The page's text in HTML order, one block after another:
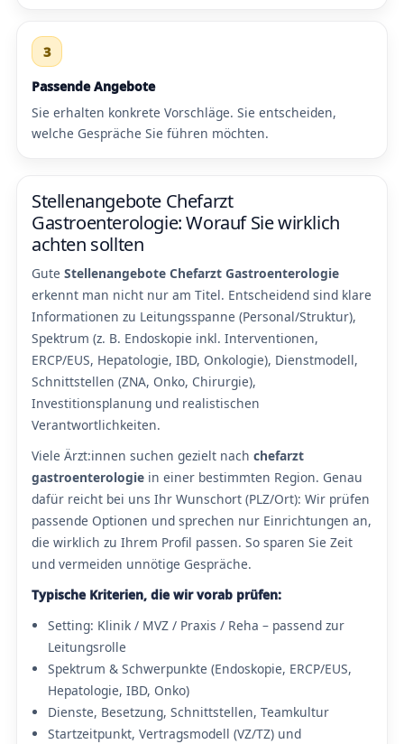
3
Passende Angebote
Sie erhalten konkrete Vorschläge. Sie entscheiden,
welche Gespräche Sie führen möchten.
Stellenangebote Chefarzt
Gastroenterologie: Worauf Sie wirklich
achten sollten
Gute Stellenangebote Chefarzt Gastroenterologie
erkennt man nicht nur am Titel. Entscheidend sind klare
Informationen zu Leitungsspanne (Personal/Struktur),
Spektrum (z. B. Endoskopie inkl. Interventionen,
ERCP/EUS, Hepatologie, IBD, Onkologie), Dienstmodell,
Schnittstellen (ZNA, Onko, Chirurgie),
Investitionsplanung und realistischen
Verantwortlichkeiten.
Viele Ärzt:innen suchen gezielt nach chefarzt
gastroenterologie in einer bestimmten Region. Genau
dafür reicht bei uns Ihr Wunschort (PLZ/Ort): Wir prüfen
passende Optionen und sprechen nur Einrichtungen an,
die wirklich zu Ihrem Profil passen. So sparen Sie Zeit
und vermeiden unnötige Gespräche.
Typische Kriterien, die wir vorab prüfen:
Setting: Klinik / MVZ / Praxis / Reha – passend zur
Leitungsrolle
Spektrum & Schwerpunkte (Endoskopie, ERCP/EUS,
Hepatologie, IBD, Onko)
Dienste, Besetzung, Schnittstellen, Teamkultur
Startzeitpunkt, Vertragsmodell (VZ/TZ) und